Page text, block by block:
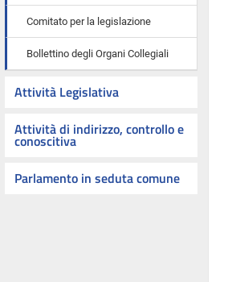
Comitato per la legislazione
Bollettino degli Organi Collegiali
Attività Legislativa
Attività di indirizzo, controllo e
conoscitiva
Parlamento in seduta comune